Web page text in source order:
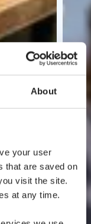
About
your user
that are saved on
visit the site.
at any time.